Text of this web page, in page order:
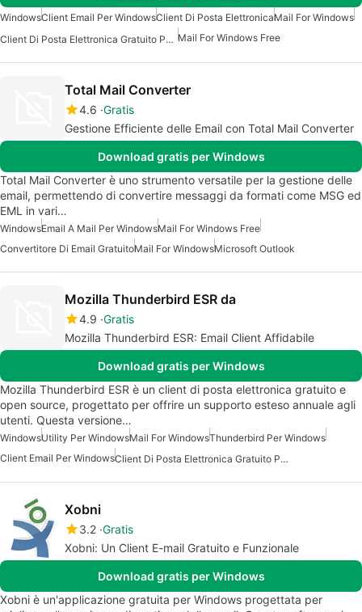
WindowsClient Email Per WindowsClient Di Posta ElettronicaMail For Windows
Client Di Posta Elettronica Gratuito Per Windows Mail For Windows Free
Total Mail Converter
4.6 Gratis
Gestione Efficiente delle Email con Total Mail Converter
Download gratis per Windows
Total Mail Converter è uno strumento versatile per la gestione delle
email, permettendo di convertire messaggi da formati come MSG ed
EML in vari…
WindowsEmail A Mail Per WindowsMail For Windows Free
Convertitore Di Email GratuitoMail For WindowsMicrosoft Outlook
Mozilla Thunderbird ESR da
4.9 Gratis
Mozilla Thunderbird ESR: Email Client Affidabile
Download gratis per Windows
Mozilla Thunderbird ESR è un client di posta elettronica gratuito e
open source, progettato per offrire un supporto esteso annuale agli
utenti. Questa versione…
WindowsUtility Per WindowsMail For WindowsThunderbird Per Windows
Client Email Per Windows
Client Di Posta Elettronica Gratuito Per Windows
Xobni
3.2 Gratis
Xobni: Un Client E-mail Gratuito e Funzionale
Download gratis per Windows
Xobni è un'applicazione gratuita per Windows progettata per